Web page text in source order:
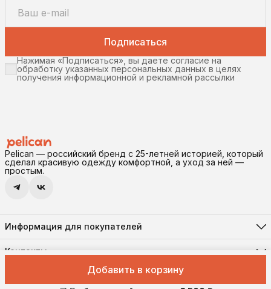
Добавить в корзину
Подписаться
Нажимая «Подписаться», вы даете согласие на
обработку указанных персональных данных в целях
получения информационной и рекламной рассылки
Pelican — российский бренд с 25-летней историей, который
сделал красивую одежду комфортной, а уход за ней —
простым.
Информация для покупателей
Реквизиты
Доставка и оплата
Контакты
630102, г. Новосибирск, ул. Инская, 56, помещение 11
Телефон
Pelican © 2026 Все права защищены